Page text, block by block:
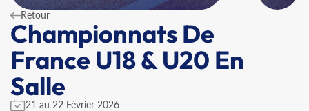
Retour
Championnats De
France U18 & U20 En
Salle
21 au 22 Février 2026